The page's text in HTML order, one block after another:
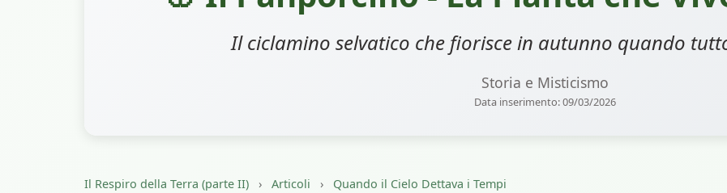
Il ciclamino selvatico che fiorisce in autunno quando
Storia e Misticismo
Data inserimento: 09/03/2026
Il Respiro della Terra (parte II) › Articoli › Quando il Cielo Dettava i Tempi